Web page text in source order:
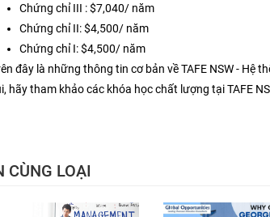
Chứng chỉ III : $7,040/ năm
Chứng chỉ II: $4,500/ năm
Chứng chỉ I: $4,500/ năm
đây là những thông tin cơ bản về TAFE NSW -
hãy tham khảo các khóa học chất lượng tại TAFE
CÙNG LOẠI